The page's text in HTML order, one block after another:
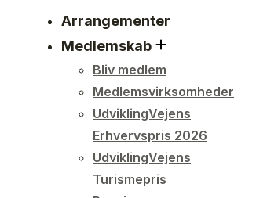
Arrangementer
Medlemskab
Bliv medlem
Medlemsvirksomheder
UdviklingVejens
Erhvervspris 2026
UdviklingVejens
Turismepris